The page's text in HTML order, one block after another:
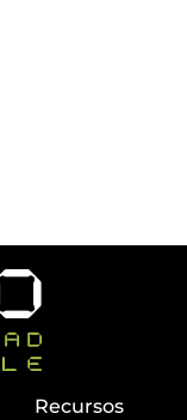
Recursos